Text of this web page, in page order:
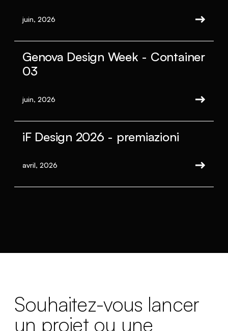
juin, 2026
Genova Design Week - Container
03
juin, 2026
iF Design 2026 - premiazioni
avril, 2026
Souhaitez-vous lancer
un projet ou une